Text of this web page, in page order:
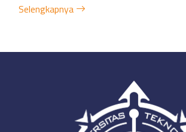
Selengkapnya